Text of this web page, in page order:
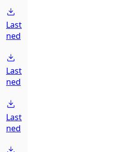
Last
ned
Last
ned
Last
ned